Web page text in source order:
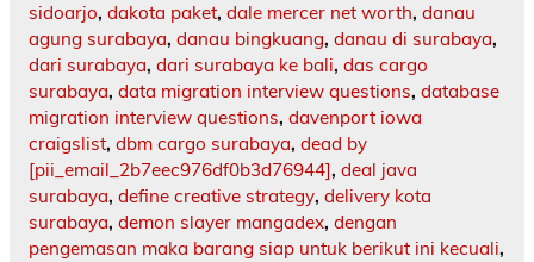
sidoarjo, dakota paket, dale mercer net worth, danau
agung surabaya, danau bingkuang, danau di surabaya,
dari surabaya, dari surabaya ke bali, das cargo
surabaya, data migration interview questions, database
migration interview questions, davenport iowa
craigslist, dbm cargo surabaya, dead by
[pii_email_2b7eec976df0b3d76944], deal java
surabaya, define creative strategy, delivery kota
surabaya, demon slayer mangadex, dengan
pengemasan maka barang siap untuk berikut ini kecuali,